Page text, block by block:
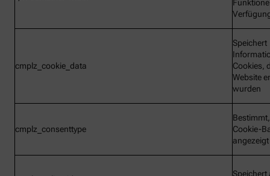
cmplz_cookie_data
Speichert
Cookies,
Website
wurden
cmplz_consenttype
Cookie-
Speichert